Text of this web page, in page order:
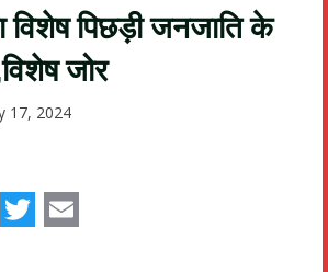
विशेष पिछड़ी जनजाति के
जोर
17, 2024